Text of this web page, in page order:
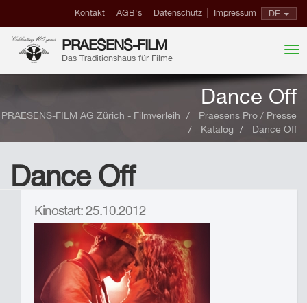
DE
Kontakt AGB's Datenschutz Impressum
PRAESENS-FILM
Das Traditionshaus für Filme
Dance Off
PRAESENS-FILM AG Zürich - Filmverleih
Praesens Pro / Presse
Katalog
Dance Off
Dance Off
Kinostart: 25.10.2012